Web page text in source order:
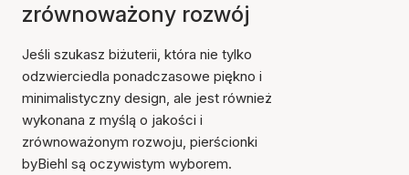
zrównoważony rozwój
Jeśli szukasz biżuterii, która nie tylko
odzwierciedla ponadczasowe piękno i
minimalistyczny design, ale jest również
wykonana z myślą o jakości i
zrównoważonym rozwoju, pierścionki
byBiehl są oczywistym wyborem.